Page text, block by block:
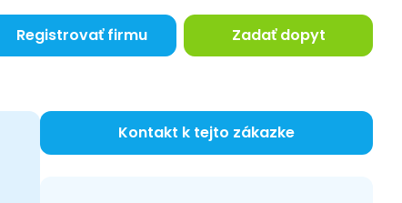
Registrovať firmu Zadať dopyt
Kontakt k tejto zákazke